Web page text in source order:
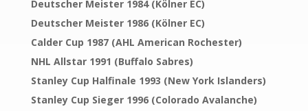
Deutscher Meister 1984 (Kölner EC)
Deutscher Meister 1986 (Kölner EC)
Calder Cup 1987 (AHL American Rochester)
NHL Allstar 1991 (Buffalo Sabres)
Stanley Cup Halfinale 1993 (New York Islanders)
Stanley Cup Sieger 1996 (Colorado Avalanche)